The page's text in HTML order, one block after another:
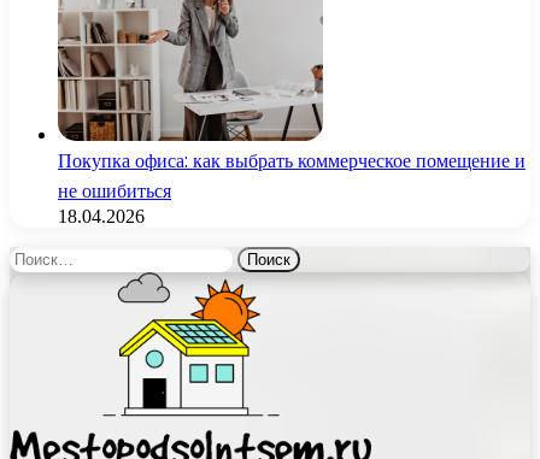
Покупка офиса: как выбрать коммерческое помещение и
не ошибиться
18.04.2026
Найти: